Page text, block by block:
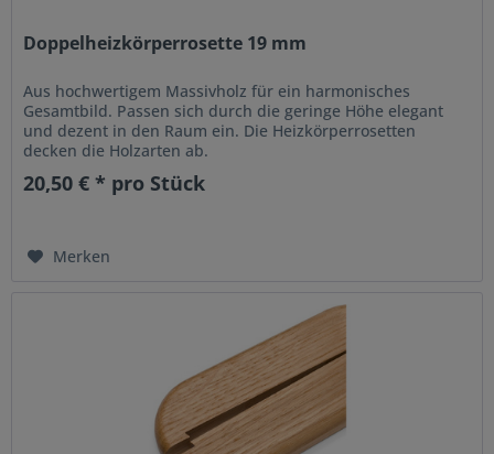
Doppelheizkörperrosette 19 mm
Aus hochwertigem Massivholz für ein harmonisches
Gesamtbild. Passen sich durch die geringe Höhe elegant
und dezent in den Raum ein. Die Heizkörperrosetten
decken die Holzarten ab.
20,50 € * pro Stück
Merken